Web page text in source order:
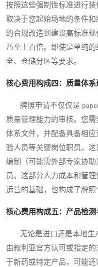
按照这些强制性标准进行
取决于您起始场地的条件
的合规改造到建设高标准
乃至上百倍。即使是单纯
全、仓储分区等要求。
核心费用构成四：质量体
牌照申请不仅仅是
质量管理能力的审核。您
体系文件，并配备具备相
验人员等关键岗位职员。
编制（可能需外部专家协
员。这部分人力成本和管
运营的基础，也构成了牌照
核心费用构成五：产品检测
无论是进口还是本地生
由叙利亚官方认可或指定
于新药或特定产品，可能还